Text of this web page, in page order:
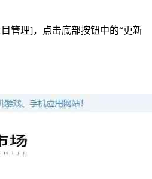
管理]，点击底部按钮中的“更新